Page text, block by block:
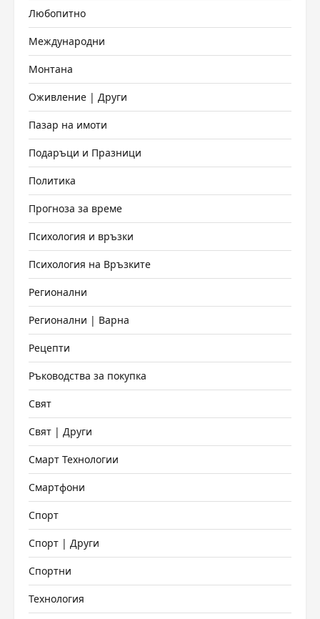
Любопитно
Международни
Монтана
Оживление | Други
Пазар на имоти
Подаръци и Празници
Политика
Прогноза за време
Психология и връзки
Психология на Връзките
Регионални
Регионални | Варна
Рецепти
Ръководства за покупка
Свят
Свят | Други
Смарт Технологии
Смартфони
Спорт
Спорт | Други
Спортни
Технология